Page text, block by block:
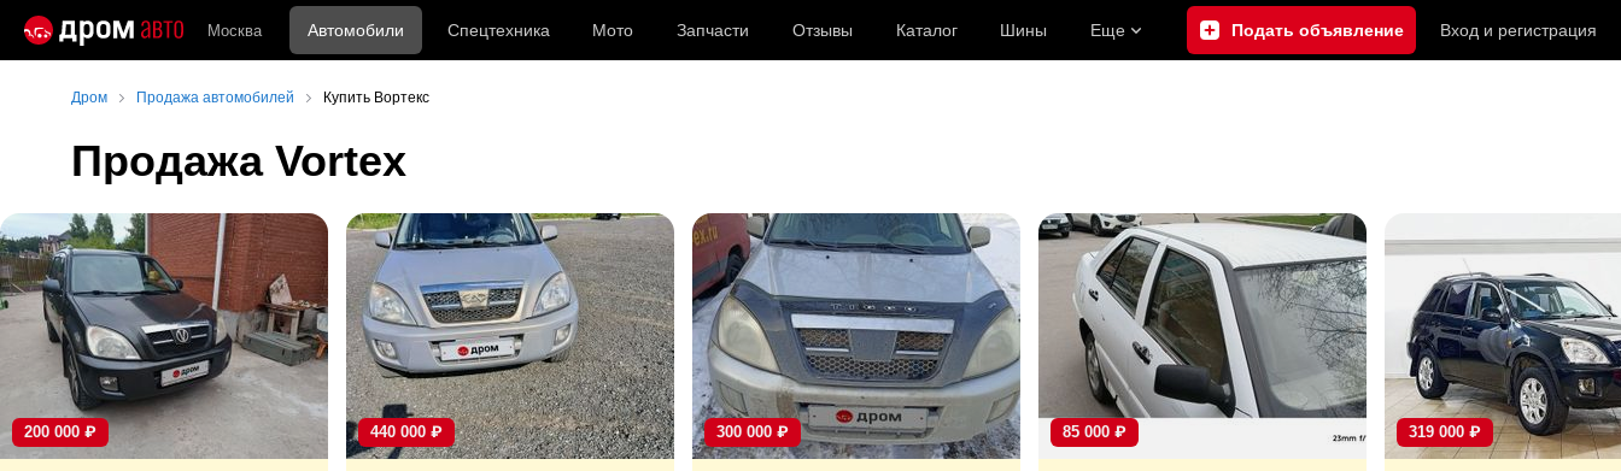
Москва Автомобили Спецтехника Мото Запчасти Отзывы Каталог Шины Еще Подать объявление Вход и регистрация
Дром Продажа автомобилей Купить Вортекс
Продажа Vortex
200 000 ₽ 440 000 ₽ 300 000 ₽ 85 000 ₽ 319 000 ₽